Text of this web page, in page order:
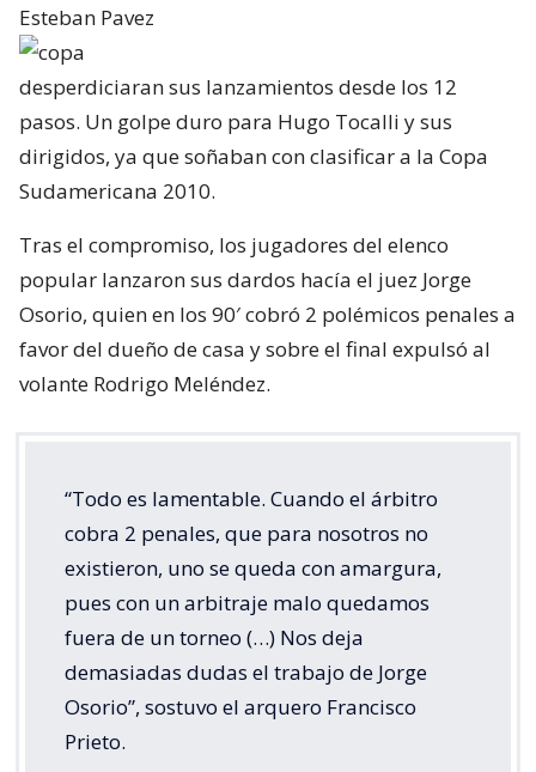
Esteban Pavez
desperdiciaran sus lanzamientos desde los 12
pasos. Un golpe duro para Hugo Tocalli y sus
dirigidos, ya que soñaban con clasificar a la Copa
Sudamericana 2010.
Tras el compromiso, los jugadores del elenco
popular lanzaron sus dardos hacía el juez Jorge
Osorio, quien en los 90′ cobró 2 polémicos penales a
favor del dueño de casa y sobre el final expulsó al
volante Rodrigo Meléndez.
“Todo es lamentable. Cuando el árbitro
cobra 2 penales, que para nosotros no
existieron, uno se queda con amargura,
pues con un arbitraje malo quedamos
fuera de un torneo (…) Nos deja
demasiadas dudas el trabajo de Jorge
Osorio”, sostuvo el arquero Francisco
Prieto.